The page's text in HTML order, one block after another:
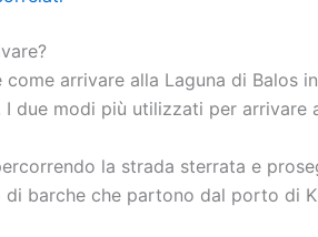
come arrivare alla Laguna di Balos
I due modi più utilizzati per arrivare
la strada sterrata e
barche che partono dal porto di